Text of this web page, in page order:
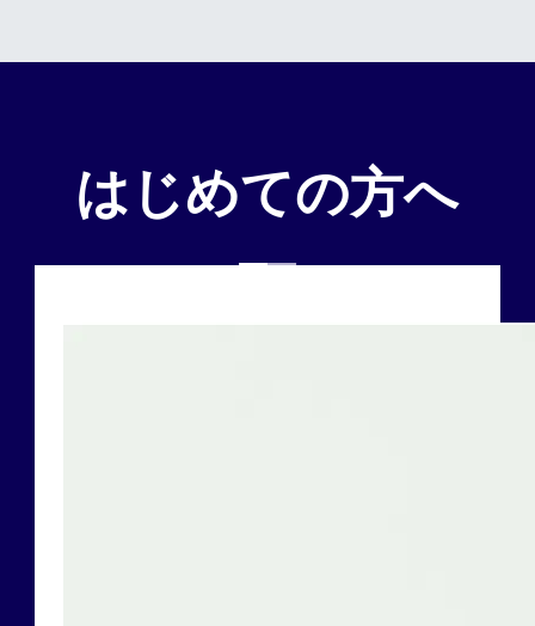
はじめての方へ